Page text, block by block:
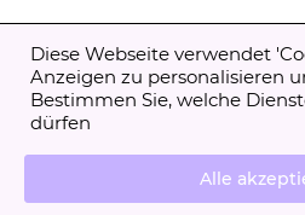
Allgemeine
Diese Webseite verwendet
Anzeigen zu personalisieren
Bestimmen Sie, welche
dürfen
Alle